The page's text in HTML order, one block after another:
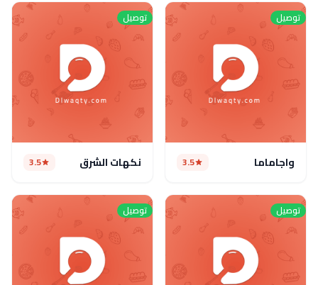
توصيل
واجاماما 3.5
توصيل
نكهات الشرق 3.5
توصيل توصيل